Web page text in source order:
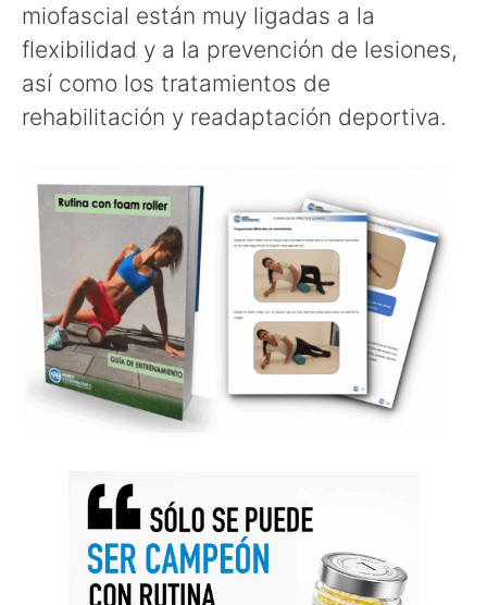
miofascial están muy ligadas a la
flexibilidad y a la prevención de lesiones,
así como los tratamientos de
rehabilitación y readaptación deportiva.